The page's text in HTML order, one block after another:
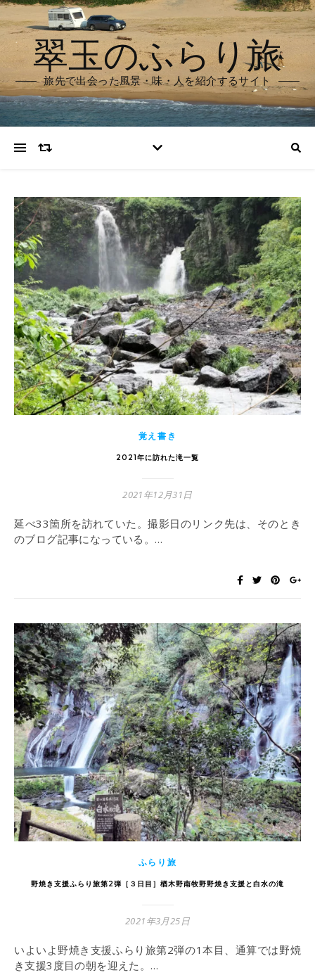
翠玉のふらり旅
旅先で出会った風景・味・人を紹介するサイト
覚え書き
2021年に訪れた滝一覧
2021年12月31日
延べ33箇所を訪れていた。撮影日のリンク先は、そのとき
のブログ記事になっている。…
ふらり旅
野焼き支援ふらり旅第2弾［３日目］楢木野南牧野野焼き支援と白水の滝
2021年3月25日
いよいよ野焼き支援ふらり旅第2弾の1本目、通算では野焼
き支援3度目の朝を迎えた。…